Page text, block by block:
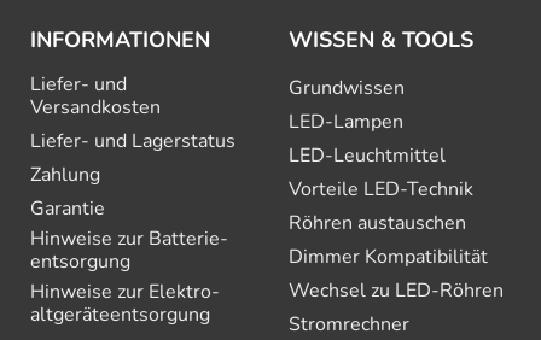
INFORMATIONEN
Liefer- und
Versandkosten
Liefer- und Lagerstatus
Zahlung
Garantie
Hinweise zur Batterie­
entsorgung
Hinweise zur Elektro­
altgeräte­entsorgung
WISSEN & TOOLS
Grundwissen
LED-Lampen
LED-Leuchtmittel
Vorteile LED-Technik
Röhren austauschen
Dimmer Kompatibilität
Wechsel zu LED-Röhren
Stromrechner